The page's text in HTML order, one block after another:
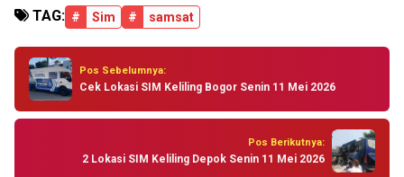
TAG: # Sim # samsat
Pos Sebelumnya:
Cek Lokasi SIM Keliling Bogor Senin 11 Mei 2026
Pos Berikutnya:
2 Lokasi SIM Keliling Depok Senin 11 Mei 2026